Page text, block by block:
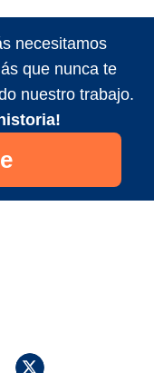
necesitamos
que nunca te
nuestro trabajo.